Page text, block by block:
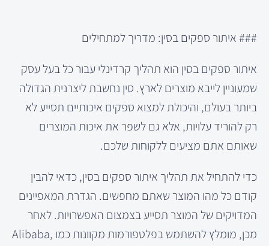
### איתור ספקים בסין: מדריך למתחילים
איתור ספקים בסין הוא תהליך קרדינלי עבור כל בעל עסק
שמעוניין לייבא מוצרים לארץ. סין נחשבת ליצרנית הגדולה
ביותר בעולם, והיכולת למצוא ספקים איכותיים תסייע לא
רק להוריד עלויות, אלא גם לשפר את איכות המוצרים
שאותם אתם מציעים ללקוחות שלכם.
כדי להתחיל את תהליך איתור ספקים בסין, כדאי להבין
קודם כל מהו המוצר שאתם מחפשים. הגדרת המאפיינים
המדויקים של המוצר תסייע בצמצום האפשרויות. לאחר
מכן, מומלץ להשתמש בפלטפורמות מקוונות כמו Alibaba,